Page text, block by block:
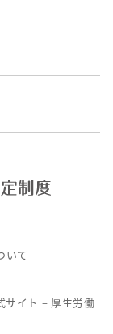
サイト – 厚生労働
いて